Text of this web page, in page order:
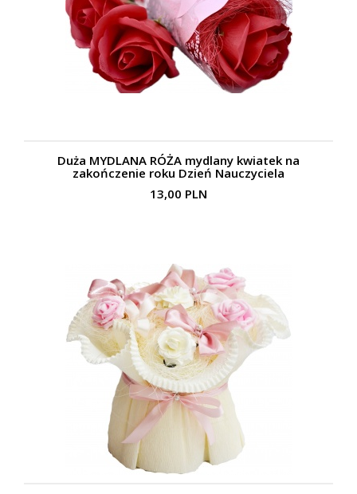
Duża MYDLANA RÓŻA mydlany kwiatek na
zakończenie roku Dzień Nauczyciela
13,00 PLN